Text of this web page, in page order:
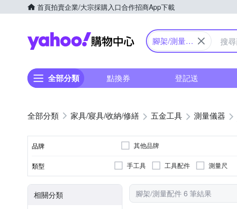
首頁拍賣企業/大宗採購入口合作招商App下載
Yahoo購物中心
腳架/測量配
全部分類 點換券 登記送
家具/寢具/收納/修繕 五金工具 測量儀器
品牌 其他品牌
類型 手工具 工具配件 測量尺
相關分類 腳架/測量配件 6 筆結果